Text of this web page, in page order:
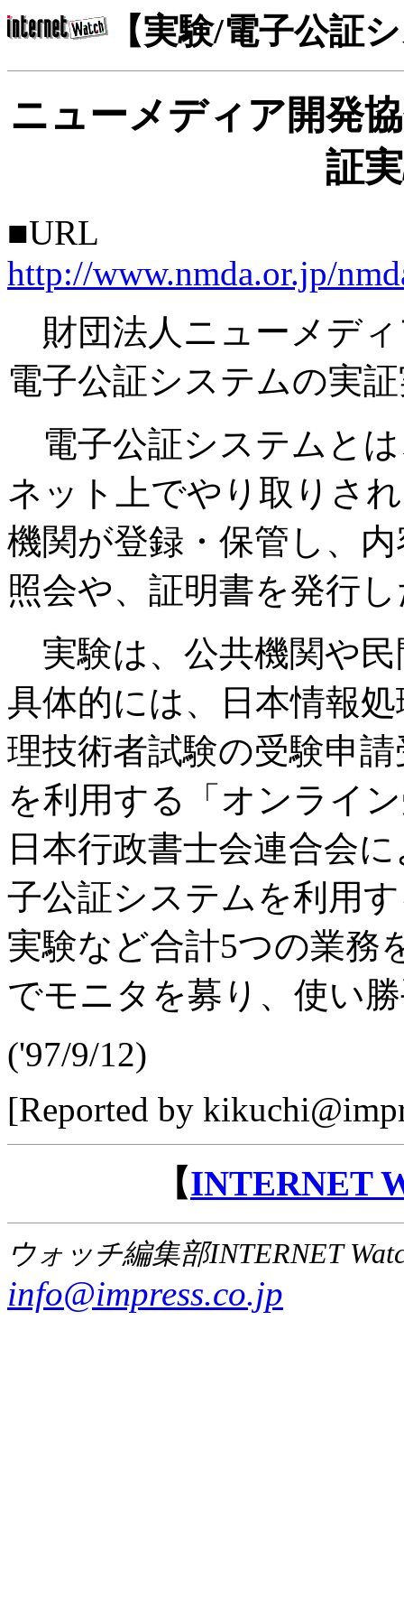
【実験/電子公証
ニューメディア開発
証
■URL
http://www.nmda.or.jp/
財団法人ニューメディ
電子公証システムの実
電子公証システムと
ネット上でやり取りさ
機関が登録・保管し、
照会や、証明書を発行
実験は、公共機関や民
具体的には、日本情報
理技術者試験の受験申
を利用する「オンライ
日本行政書士会連合会
子公証システムを利用
実験など合計5つの業務
でモニタを募り、使い
('97/9/12)
[Reported by
【INTERNET
ウォッチ編集部INTERNET
info@impress.co.jp